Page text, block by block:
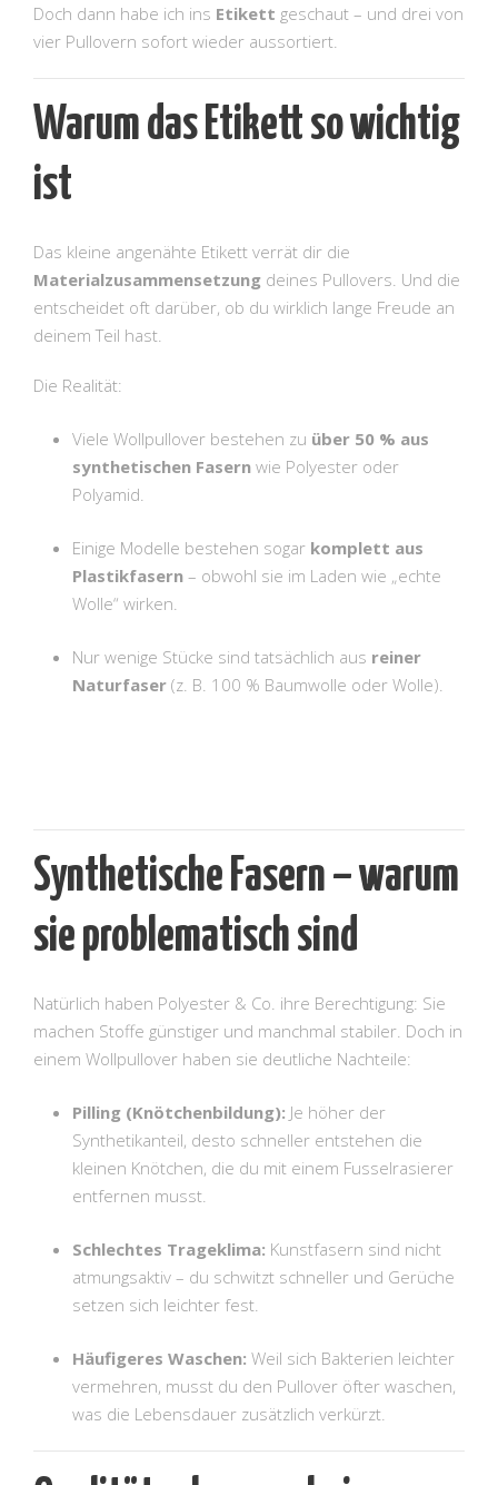
Doch dann habe ich ins Etikett geschaut – und drei von
vier Pullovern sofort wieder aussortiert.
Warum das Etikett so wichtig
ist
Das kleine angenähte Etikett verrät dir die
Materialzusammensetzung deines Pullovers. Und die
entscheidet oft darüber, ob du wirklich lange Freude an
deinem Teil hast.
Die Realität:
Viele Wollpullover bestehen zu über 50 % aus
synthetischen Fasern wie Polyester oder
Polyamid.
Einige Modelle bestehen sogar komplett aus
Plastikfasern – obwohl sie im Laden wie „echte
Wolle“ wirken.
Nur wenige Stücke sind tatsächlich aus reiner
Naturfaser (z. B. 100 % Baumwolle oder Wolle).
Synthetische Fasern – warum
sie problematisch sind
Natürlich haben Polyester & Co. ihre Berechtigung: Sie
machen Stoffe günstiger und manchmal stabiler. Doch in
einem Wollpullover haben sie deutliche Nachteile:
Pilling (Knötchenbildung): Je höher der
Synthetikanteil, desto schneller entstehen die
kleinen Knötchen, die du mit einem Fusselrasierer
entfernen musst.
Schlechtes Trageklima: Kunstfasern sind nicht
atmungsaktiv – du schwitzt schneller und Gerüche
setzen sich leichter fest.
Häufigeres Waschen: Weil sich Bakterien leichter
vermehren, musst du den Pullover öfter waschen,
was die Lebensdauer zusätzlich verkürzt.